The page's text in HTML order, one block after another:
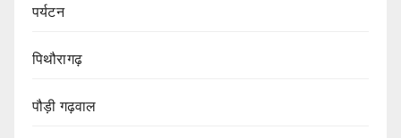
पर्यटन
पिथौरागढ़
पौड़ी गढ़वाल